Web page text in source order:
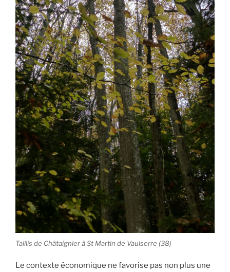
Taillis de Châtaignier à St Martin de Vaulserre (38)
Le contexte économique ne favorise pas non plus une